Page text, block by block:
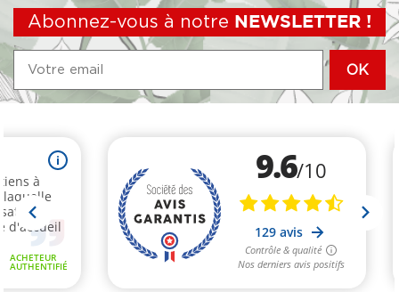
Abonnez-vous à notre NEWSLETTER !